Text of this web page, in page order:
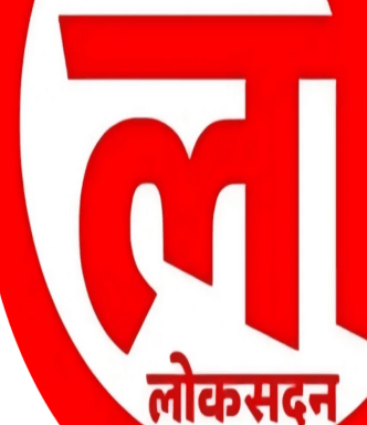
श्री रघुनाथ चौधरी की कांस्य प्रतिमा
के मूर्तिकला विभाग में निर्माणाधीन प्रतिमा
आवश्यक दिशा निर्देश दिए।
संगीत विश्वविद्यालय को दो माह पूर्व बड़ी जिम्मेदारी
के जोनाकी युग के एक भारतीय लेखक थे। उन्हें
पर आधारित हैं।